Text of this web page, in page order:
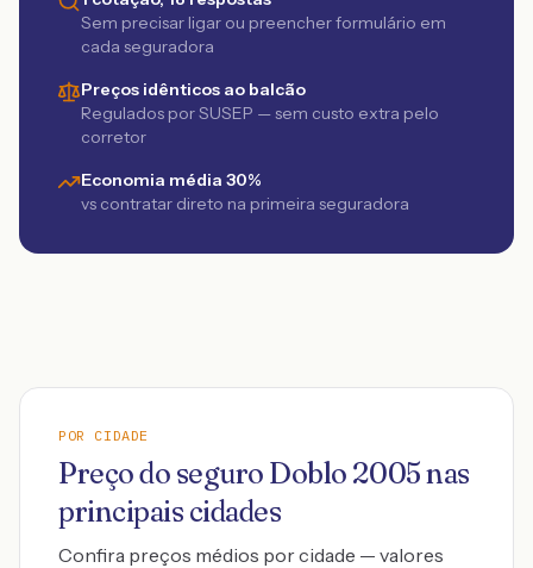
Sem precisar ligar ou preencher formulário em
cada seguradora
Preços idênticos ao balcão
Regulados por SUSEP — sem custo extra pelo
corretor
Economia média 30%
vs contratar direto na primeira seguradora
POR CIDADE
Preço do seguro Doblo 2005nas
principais cidades
Confira preços médios por cidade — valores